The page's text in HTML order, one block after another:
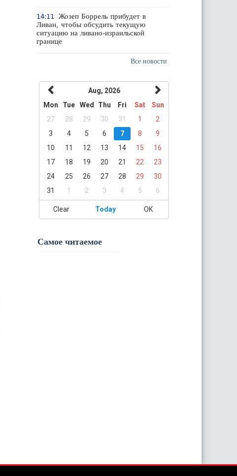
14:11
Жозеп Боррель прибудет в
Ливан, чтобы обсудить текущую
ситуацию на ливано-израильской
границе
Все новости
Aug, 2026
Mon
Tue Wed Thu Fri Sat
Sun
27
28 29 30 31 1
2
3
4 5 6 7 8
9
10
11 12 13 14 15
16
17
18 19 20 21 22
23
24
25 26 27 28 29
30
31
1 2 3 4 5 6
Clear Today OK
Самое читаемое